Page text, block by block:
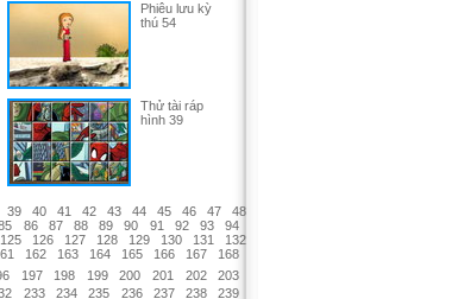
Phiêu lưu kỳ
thú 54
Thử tài ráp
hình 39
39 40 41 42 43 44 45 46 47
48
86 87 88 89 90 91 92 93
94
125 126 127 128 129 130 131
132
162 163 164 165 166 167
168
197 198 199 200 201 202
203
233 234 235 236 237 238 239